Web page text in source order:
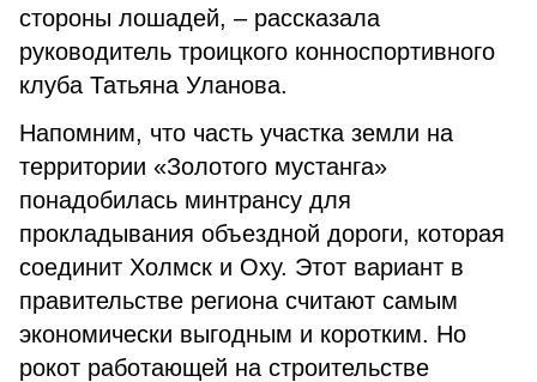
стороны лошадей, – рассказала
руководитель троицкого конноспортивного
клуба Татьяна Уланова.
Напомним, что часть участка земли на
территории «Золотого мустанга»
понадобилась минтрансу для
прокладывания объездной дороги, которая
соединит Холмск и Оху. Этот вариант в
правительстве региона считают самым
экономически выгодным и коротким. Но
рокот работающей на строительстве